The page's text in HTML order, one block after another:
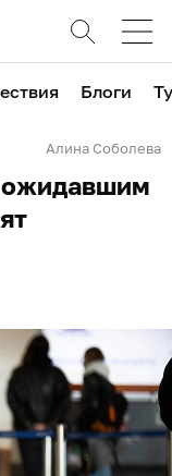
Блоги
Алина Соболева
ожидавшим